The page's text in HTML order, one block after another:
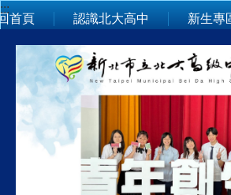
跳
到
主
內
容
:::
首頁 認識北大高中 新生專